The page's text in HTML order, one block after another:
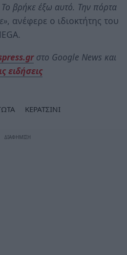
Το βρήκε έξω αυτό. Την πόρτα
, ανέφερε ο ιδιοκτήτης του
στο Google News και
ειδήσεις
ΚΕΡΑΤΣΙΝΙ